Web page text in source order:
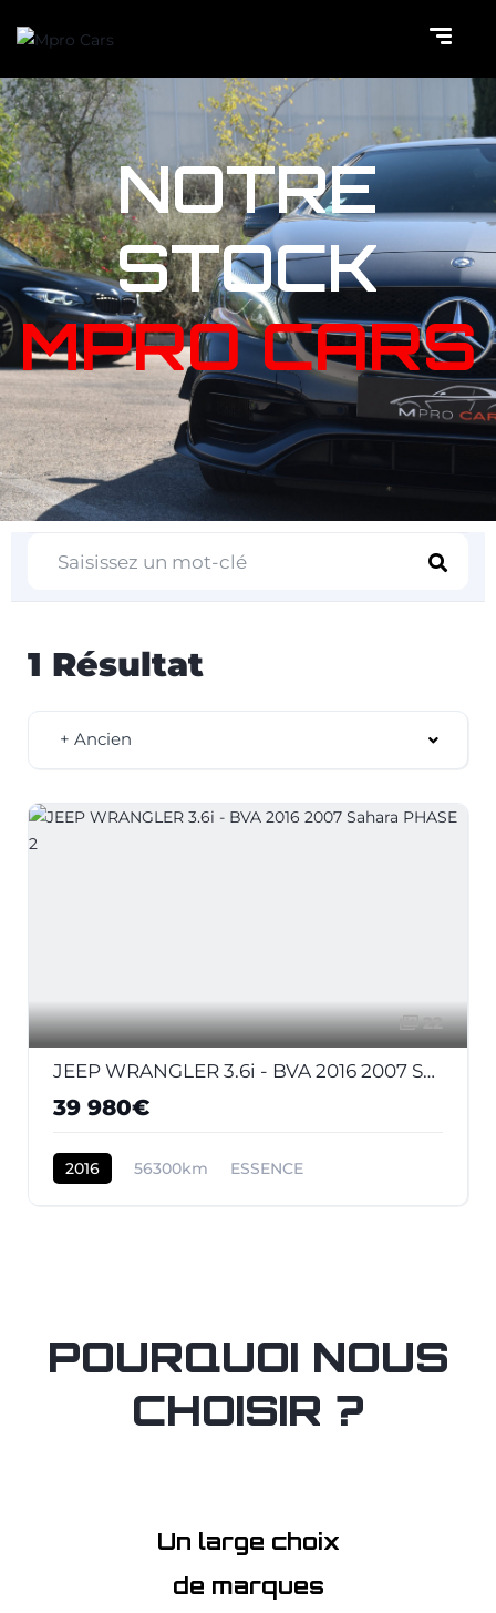
NOTRE
STOCK
MPRO CARS
1 Résultat
+ Ancien
22
JEEP WRANGLER 3.6i - BVA 2016 2007 Sahara PHASE 2
39 980€
2016 56300km ESSENCE
POURQUOI NOUS
CHOISIR ?
Un large choix
de marques